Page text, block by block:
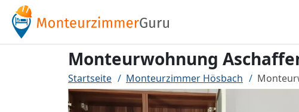
Monteurwohnung
Startseite Monteurzimmer Hösbach